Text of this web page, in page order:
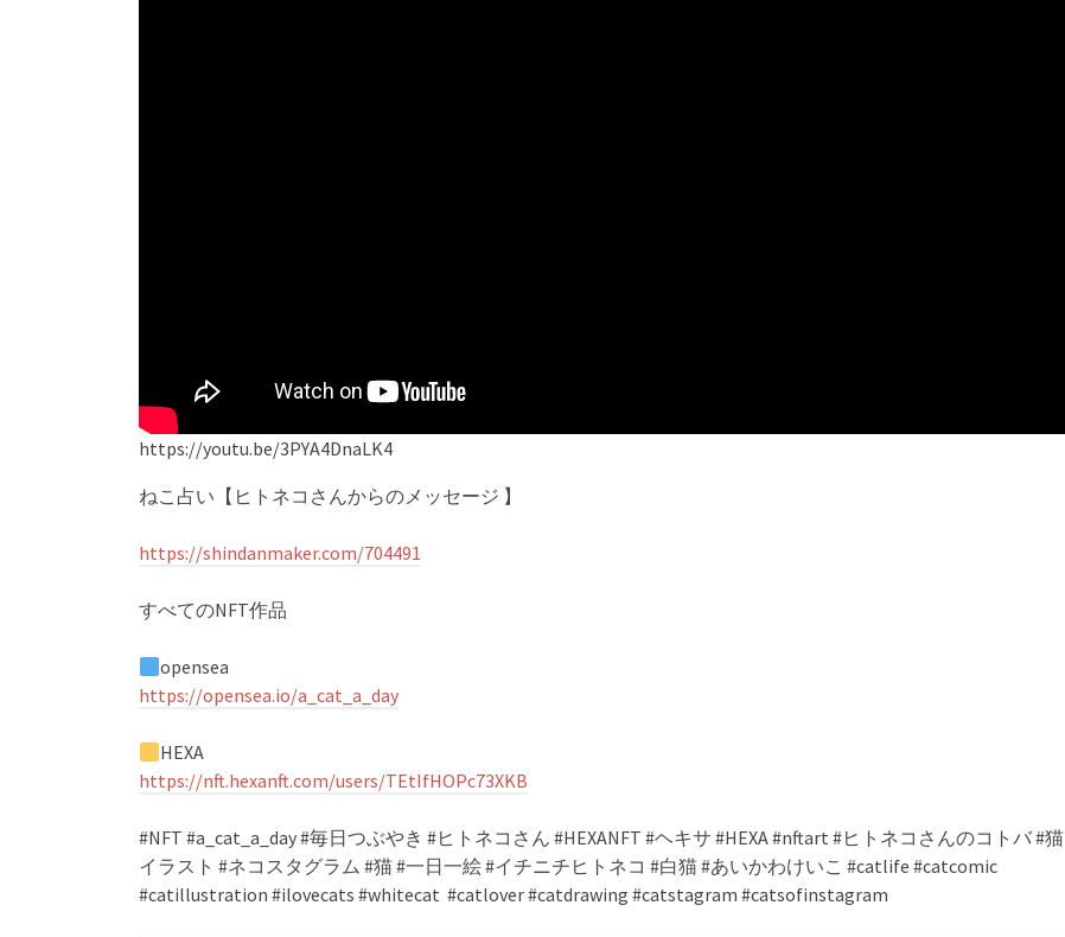
https://youtu.be/3PYA4DnaLK4
ねこ占い【ヒトネコさんからのメッセージ 】
https://shindanmaker.com/704491
すべてのNFT作品
opensea
https://opensea.io/a_cat_a_day
HEXA
https://nft.hexanft.com/users/TEtIfHOPc73XKB
#NFT #a_cat_a_day #毎日つぶやき #ヒトネコさん #HEXANFT #ヘキサ #HEXA #nftart #ヒトネコさんのコトバ #猫
イラスト #ネコスタグラム #猫 #一日一絵 #イチニチヒトネコ #白猫 #あいかわけいこ #catlife #catcomic
#catillustration #ilovecats #whitecat #catlover #catdrawing #catstagram #catsofinstagram